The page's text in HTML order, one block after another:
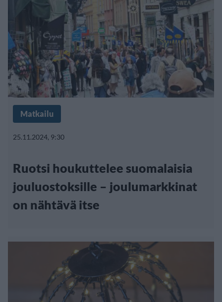
Matkailu
25.11.2024, 9:30
Ruotsi houkuttelee suomalaisia
jouluostoksille – joulumarkkinat
on nähtävä itse